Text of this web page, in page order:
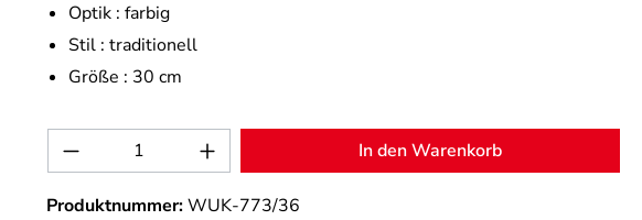
Optik : farbig
Stil : traditionell
Größe : 30 cm
Produkt Anzahl: Gib den gewünschten Wert ein
In den Warenkorb
Produktnummer:WUK-773/36